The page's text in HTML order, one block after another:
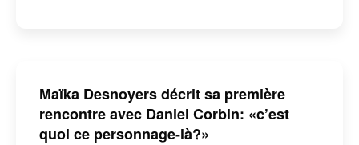
Maïka Desnoyers décrit sa première
rencontre avec Daniel Corbin: «c’est
quoi ce personnage-là?»